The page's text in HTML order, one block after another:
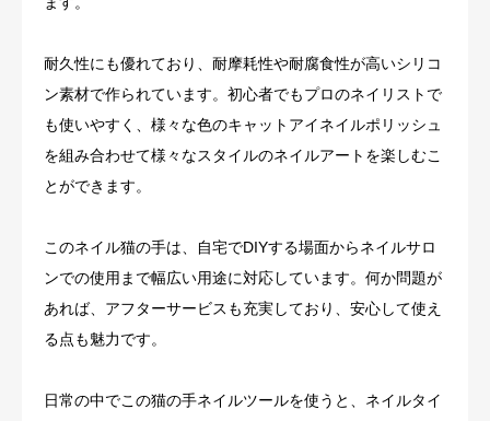
耐久性にも優れており、耐摩耗性や耐腐食性が高いシリコ
ン素材で作られています。初心者でもプロのネイリストで
も使いやすく、様々な色のキャットアイネイルポリッシュ
を組み合わせて様々なスタイルのネイルアートを楽しむこ
とができます。
このネイル猫の手は、自宅でDIYする場面からネイルサロ
ンでの使用まで幅広い用途に対応しています。何か問題が
あれば、アフターサービスも充実しており、安心して使え
る点も魅力です。
日常の中でこの猫の手ネイルツールを使うと、ネイルタイ